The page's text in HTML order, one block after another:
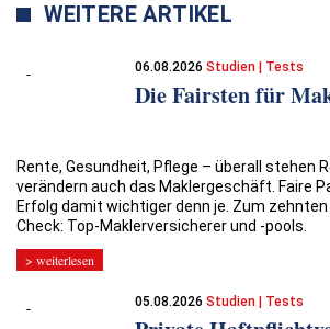
WEITERE ARTIKEL
06.08.2026Studien | Tests
Die Fairsten für
Rente, Gesundheit, Pflege – überall stehen
verändern auch das Maklergeschäft. Faire
Erfolg damit wichtiger denn je. Zum zehnten
Check: Top-Maklerversicherer und -pools.
> weiterlesen
05.08.2026Studien | Tests